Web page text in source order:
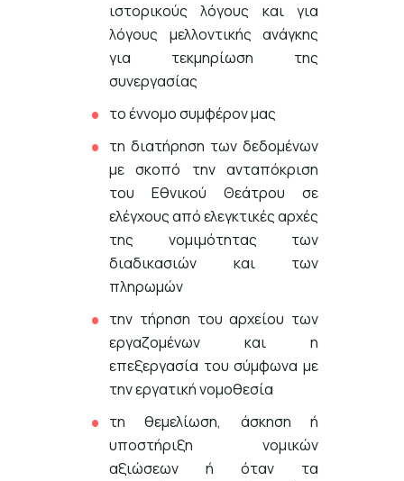
ιστορικούς λόγους και για
λόγους μελλοντικής ανάγκης
για τεκμηρίωση της
συνεργασίας
το έννομο συμφέρον μας
τη διατήρηση των δεδομένων
με σκοπό την ανταπόκριση
του Εθνικού Θεάτρου σε
ελέγχους από ελεγκτικές αρχές
της νομιμότητας των
διαδικασιών και των
πληρωμών
την τήρηση του αρχείου των
εργαζομένων και η
επεξεργασία του σύμφωνα με
την εργατική νομοθεσία
τη θεμελίωση, άσκηση ή
υποστήριξη νομικών
αξιώσεων ή όταν τα